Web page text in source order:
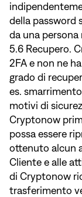
della password
da una
5.6 Recupero.
2FA e non ne
grado di
es.
motivi di
Cryptonow
possa essere
ottenuto alcun
Cliente e alle
di Cryptonow
trasferimento